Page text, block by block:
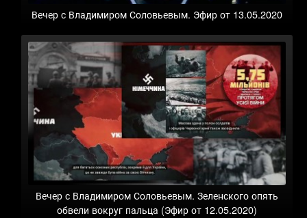
Вечер с Владимиром Соловьевым. Эфир от 13.05.2020
Вечер с Владимиром Соловьевым. Зеленского опять
обвели вокруг пальца (Эфир от 12.05.2020)